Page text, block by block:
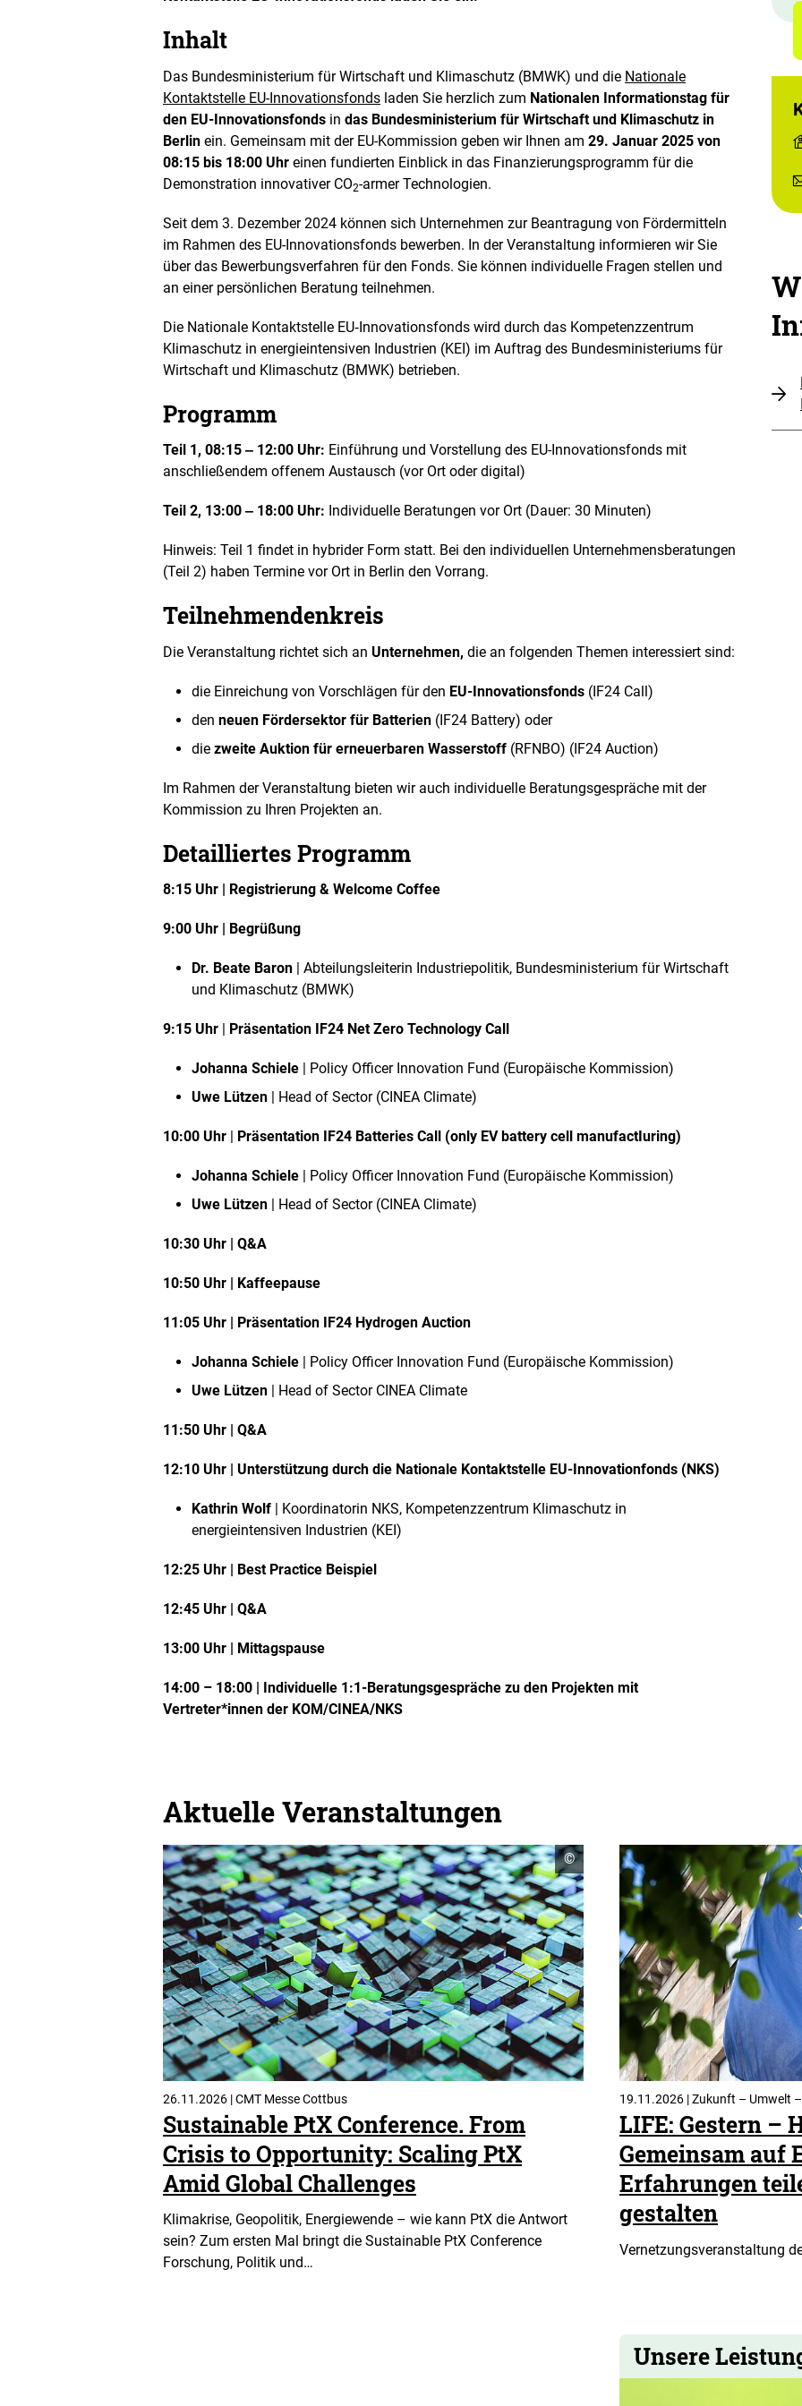
n
t
i
l
d
i
n
e
i
n
r
v
e
g
ö
ß
e
r
e
D
a
r
t
l
l
u
g
Inhalt
Das Bundesministerium für Wirtschaft und Klimaschutz (BMWK) und die Nationale
Kontaktstelle EU-Innovationsfonds laden Sie herzlich zum Nationalen Informationstag für
den EU-Innovationsfonds in das Bundesministerium für Wirtschaft und Klimaschutz in
Berlin ein. Gemeinsam mit der EU-Kommission geben wir Ihnen am 29. Januar 2025 von
08:15 bis 18:00 Uhr einen fundierten Einblick in das Finanzierungsprogramm für die
Demonstration innovativer CO2-armer Technologien.
Seit dem 3. Dezember 2024 können sich Unternehmen zur Beantragung von Fördermitteln
im Rahmen des EU-Innovationsfonds bewerben. In der Veranstaltung informieren wir Sie
über das Bewerbungsverfahren für den Fonds. Sie können individuelle Fragen stellen und
an einer persönlichen Beratung teilnehmen.
Die Nationale Kontaktstelle EU‑Innovationsfonds wird durch das Kompetenzzentrum
Klimaschutz in energieintensiven Industrien (KEI) im Auftrag des Bundesministeriums für
Wirtschaft und Klimaschutz (BMWK) betrieben.
Programm
Teil 1, 08:15 ‒ 12:00 Uhr: Einführung und Vorstellung des EU-Innovationsfonds mit
anschließendem offenem Austausch (vor Ort oder digital)
Teil 2, 13:00 ‒ 18:00 Uhr: Individuelle Beratungen vor Ort (Dauer: 30 Minuten)
Hinweis: Teil 1 findet in hybrider Form statt. Bei den individuellen Unternehmensberatungen
(Teil 2) haben Termine vor Ort in Berlin den Vorrang.
Teilnehmendenkreis
Die Veranstaltung richtet sich an Unternehmen, die an folgenden Themen interessiert sind:
die Einreichung von Vorschlägen für den EU-Innovationsfonds (IF24 Call)
den neuen Fördersektor für Batterien (IF24 Battery) oder
die zweite Auktion für erneuerbaren Wasserstoff (RFNBO) (IF24 Auction)
Im Rahmen der Veranstaltung bieten wir auch individuelle Beratungsgespräche mit der
Kommission zu Ihren Projekten an.
Detailliertes Programm
8:15 Uhr | Registrierung & Welcome Coffee
9:00 Uhr | Begrüßung
Dr. Beate Baron | Abteilungsleiterin Industriepolitik, Bundesministerium für Wirtschaft
und Klimaschutz (BMWK)
9:15 Uhr Präsentation IF24 Net Zero Technology Call
Johanna Schiele Policy Officer Innovation Fund (Europäische Kommission)
Uwe Lützen
Head of Sector (CINEA Climate)
10:00 Uhr Präsentation IF24 Batteries Call (only EV battery cell manufactIuring)
Johanna Schiele Policy Officer Innovation Fund (Europäische Kommission)
Uwe Lützen
Head of Sector (CINEA Climate)
10:30 Uhr | Q&A
10:50 Uhr | Kaffeepause
11:05 Uhr | Präsentation IF24 Hydrogen Auction
Johanna Schiele Policy Officer Innovation Fund (Europäische Kommission)
Uwe Lützen
Head of Sector CINEA Climate
11:50 Uhr | Q&A
12:10 Uhr | Unterstützung durch die Nationale Kontaktstelle EU-Innovationfonds (NKS)
Kathrin Wolf
| Koordinatorin NKS, Kompetenzzentrum Klimaschutz in
energieintensiven Industrien (KEI)
12:25 Uhr | Best Practice Beispiel
12:45 Uhr | Q&A
13:00 Uhr | Mittagspause
14:00 – 18:00 |
Individuelle 1:1-Beratungsgespräche zu den Projekten mit
Vertreter*innen der KOM/CINEA/NKS
Aktuelle Veranstaltungen
Copyright
Informationen
öffnen
©
26.11.2026 | CMT Messe Cottbus
Sustainable PtX Conference. From
Crisis to Opportunity: Scaling PtX
Amid Global Challenges
Klimakrise, Geopolitik, Energiewende – wie kann PtX die Antwort
sein? Zum ersten Mal bringt die Sustainable PtX Conference
Forschung, Politik und…
19.11.2026 | Zukunft – Umwelt
LIFE: Gestern –
Gemeinsam auf
Erfahrungen
gestalten
Vernetzungsveranstaltung
Unsere